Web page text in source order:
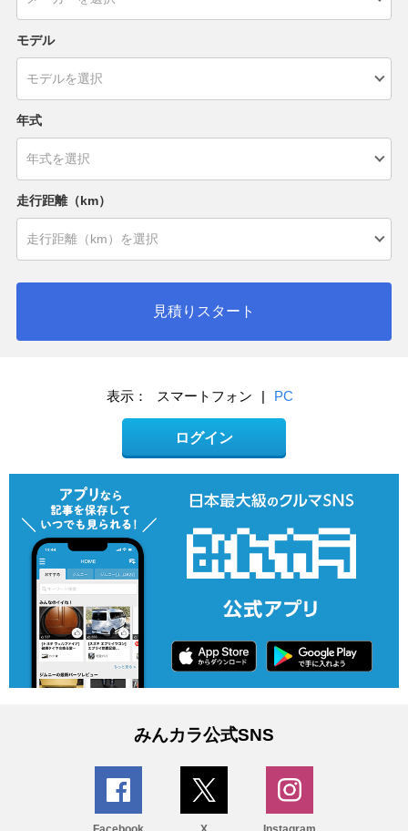
モデル
年式
走行距離（km）
見積りスタート
表示： スマートフォン | PC
ログイン
みんカラ公式SNS